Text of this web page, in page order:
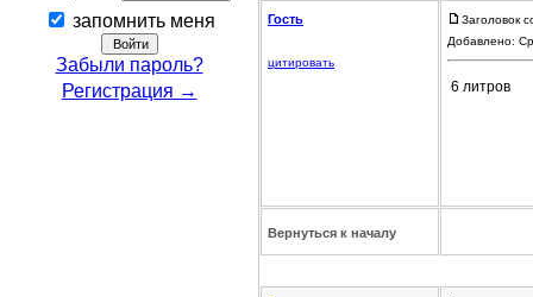
запомнить меня
Забыли пароль?
Регистрация →
Гость
цитировать
Заголовок
Добавлено:
6 литров
Вернуться к началу